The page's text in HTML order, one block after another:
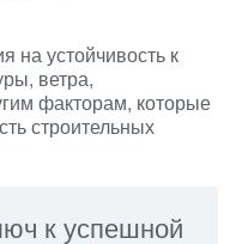
на устойчивость к
ветра,
факторам, которые
строительных
к успешной